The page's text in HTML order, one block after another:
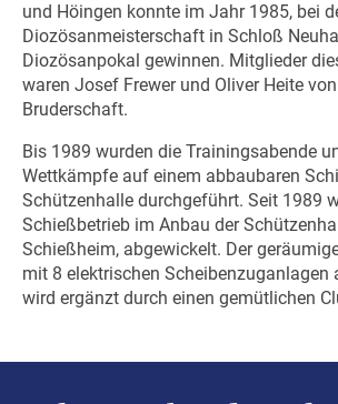
und Höingen konnte im Jahr 1985, bei
Diozösanmeisterschaft in Schloß
Diozösanpokal gewinnen. Mitglieder
waren Josef Frewer und Oliver Heite
Bruderschaft.
Bis 1989 wurden die Trainingsabende
Wettkämpfe auf einem abbaubaren
Schützenhalle durchgeführt. Seit 1989
Schießbetrieb im Anbau der
Schießheim, abgewickelt. Der
mit 8 elektrischen Scheibenzuganlagen
wird ergänzt durch einen gemütlichen